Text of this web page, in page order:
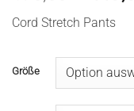
Cord Stretch Pants
Größe